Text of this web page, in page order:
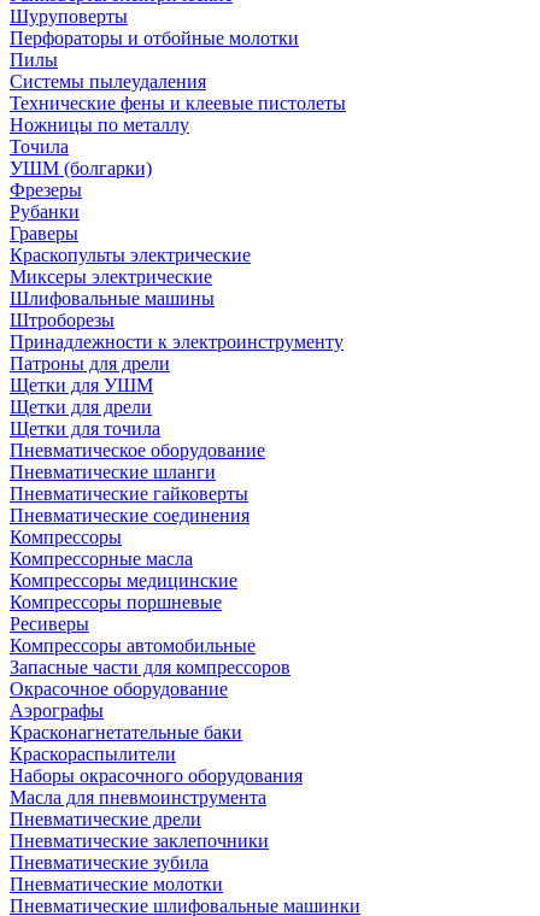
Шуруповерты
Перфораторы и отбойные молотки
Пилы
Системы пылеудаления
Технические фены и клеевые пистолеты
Ножницы по металлу
Точила
УШМ (болгарки)
Фрезеры
Рубанки
Граверы
Краскопульты электрические
Миксеры электрические
Шлифовальные машины
Штроборезы
Принадлежности к электроинструменту
Патроны для дрели
Щетки для УШМ
Щетки для дрели
Щетки для точила
Пневматическое оборудование
Пневматические шланги
Пневматические гайковерты
Пневматические соединения
Компрессоры
Компрессорные масла
Компрессоры медицинские
Компрессоры поршневые
Ресиверы
Компрессоры автомобильные
Запасные части для компрессоров
Окрасочное оборудование
Аэрографы
Красконагнетательные баки
Краскораспылители
Наборы окрасочного оборудования
Масла для пневмоинструмента
Пневматические дрели
Пневматические заклепочники
Пневматические зубила
Пневматические молотки
Пневматические шлифовальные машинки